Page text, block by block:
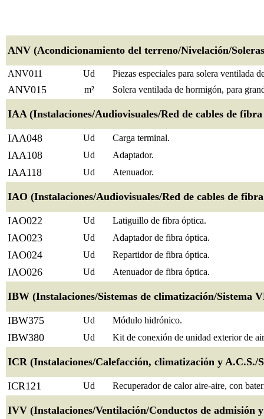
ANV (Acondicionamiento del terreno/Nivelación/
ANV011 Ud Piezas especiales para solera ventilada
ANV015 m² Solera ventilada de hormigón, para
IAA (Instalaciones/Audiovisuales/Red de cables de
IAA048 Ud Carga terminal.
IAA108 Ud Adaptador.
IAA118 Ud Atenuador.
IAO (Instalaciones/Audiovisuales/Red de cables de
IAO022 Ud Latiguillo de fibra óptica.
IAO023 Ud Adaptador de fibra óptica.
IAO024 Ud Repartidor de fibra óptica.
IAO026 Ud Atenuador de fibra óptica.
IBW (Instalaciones/Sistemas de climatización/Sistema
IBW375 Ud Módulo hidrónico.
IBW380 Ud Kit de conexión de unidad exterior de
ICR (Instalaciones/Calefacción, climatización y A.C.S./
ICR121 Ud Recuperador de calor aire-aire, con
IVV (Instalaciones/Ventilación/Conductos de admisión